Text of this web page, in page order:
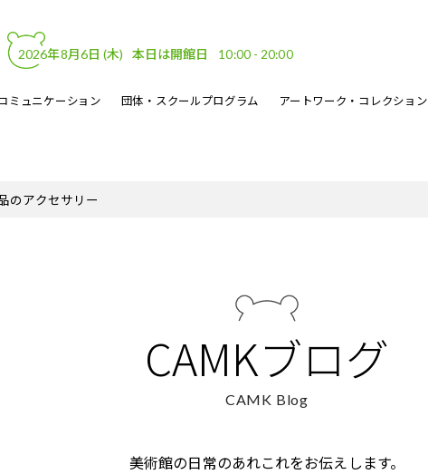
2026年8月6日 (木) 本日は開館日 10:00 - 20:00
ミュニケーション 団体・スクールプログラム アートワーク・コレクション
のアクセサリー
CAMKブログ
CAMK Blog
美術館の日常のあれこれをお伝えします。